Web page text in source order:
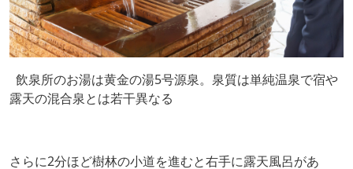
飲泉所のお湯は黄金の湯5号源泉。泉質は単純温泉で宿や
露天の混合泉とは若干異なる
さらに2分ほど樹林の小道を進むと右手に露天風呂があ